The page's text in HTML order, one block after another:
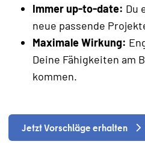
Immer up-to-date: Du
neue passende
Maximale Wirkung:
Deine Fähigkeiten am
kommen.
Jetzt Vorschläge erhalten